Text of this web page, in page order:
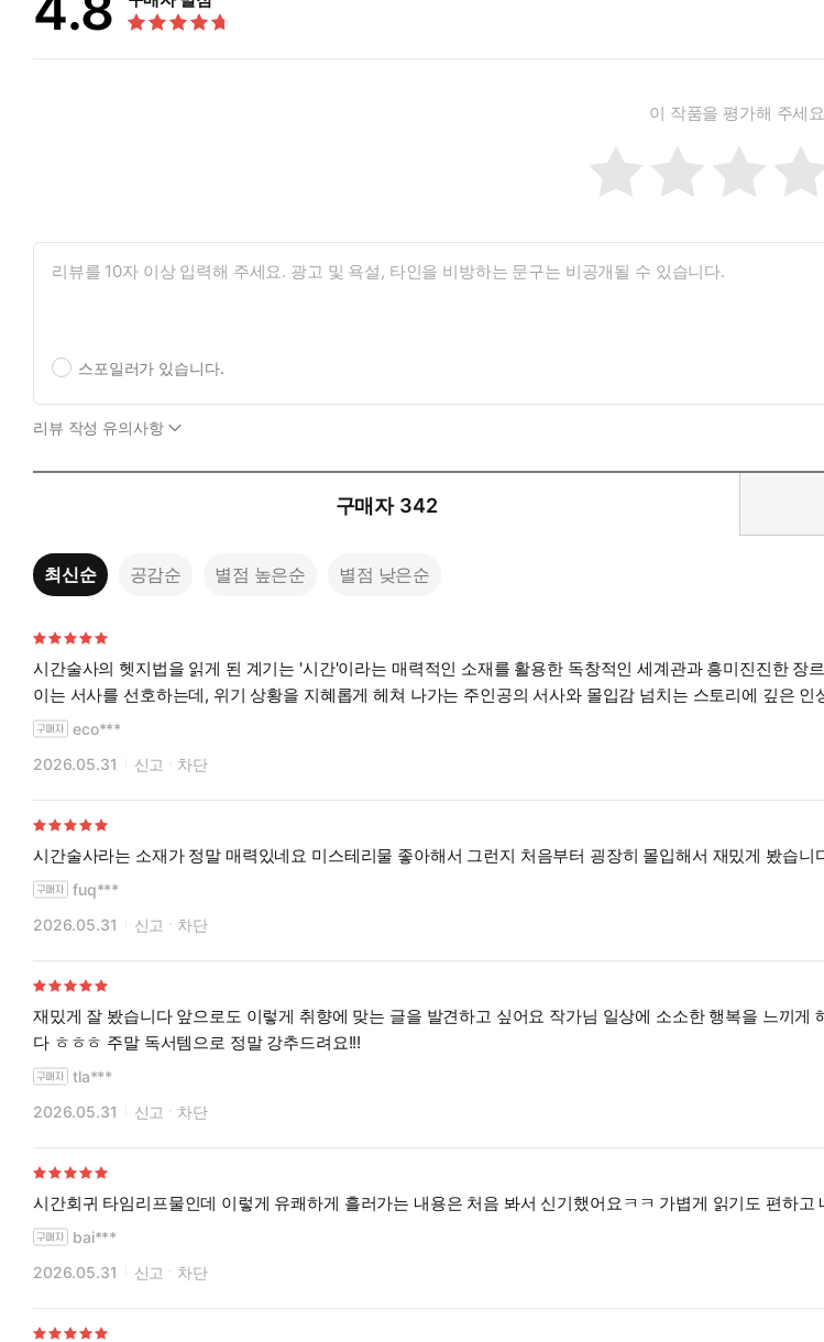
이 작품을 평가해 주세
스포일러가 있습니다.
리뷰 작성 유의사항
구매자 342
최신순 공감순 별점 높은순 별점 낮은순
시간술사의 헷지법을 읽게 된 계기는 '시간'이라는 매력적인 소재를 활용한 독창적인 세계관과 흥미진진한
이는 서사를 선호하는데, 위기 상황을 지혜롭게 헤쳐 나가는 주인공의 서사와 몰입감 넘치는 스토리에 깊은
eco***
2026.05.31
신고 차단
시간술사라는 소재가 정말 매력있네요 미스테리물 좋아해서 그런지 처음부터 굉장히 몰입해서 재밌게 봤습니
fuq***
2026.05.31
신고 차단
재밌게 잘 봤습니다 앞으로도 이렇게 취향에 맞는 글을 발견하고 싶어요 작가님 일상에 소소한 행복을 느끼
다 ㅎㅎㅎ 주말 독서템으로 정말 강추드려요!!!
tla***
2026.05.31
신고 차단
시간회귀 타임리프물인데 이렇게 유쾌하게 흘러가는 내용은 처음 봐서 신기했어요ㅋㅋ 가볍게 읽기도 편하
bai***
2026.05.31
신고 차단